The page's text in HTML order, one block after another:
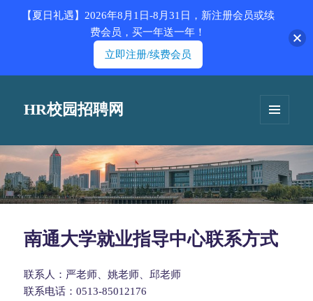
HR校园招聘网
南通大学就业指导中心联系方式
联系人：严老师、姚老师、邱老师
联系电话：0513-85012176
【夏日礼遇】2026年8月1日-8月31日，新注册会员或续
费会员，买一年送一年！
立即注册/续费会员